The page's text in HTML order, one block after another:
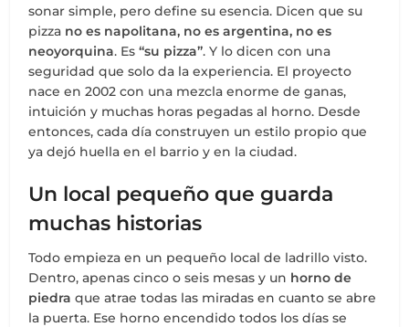
sonar simple, pero define su esencia. Dicen que su
pizza no es napolitana, no es argentina, no es
neoyorquina. Es“su pizza”. Y lo dicen con una
seguridad que solo da la experiencia. El proyecto
nace en 2002 con una mezcla enorme de ganas,
intuición y muchas horas pegadas al horno. Desde
entonces, cada día construyen un estilo propio que
ya dejó huella en el barrio y en la ciudad.
Un local pequeño que guarda
muchas historias
Todo empieza en un pequeño local de ladrillo visto.
Dentro, apenas cinco o seis mesas y un horno de
piedra que atrae todas las miradas en cuanto se abre
la puerta. Ese horno encendido todos los días se